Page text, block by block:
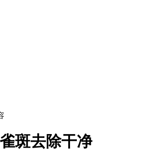
斑去除干净